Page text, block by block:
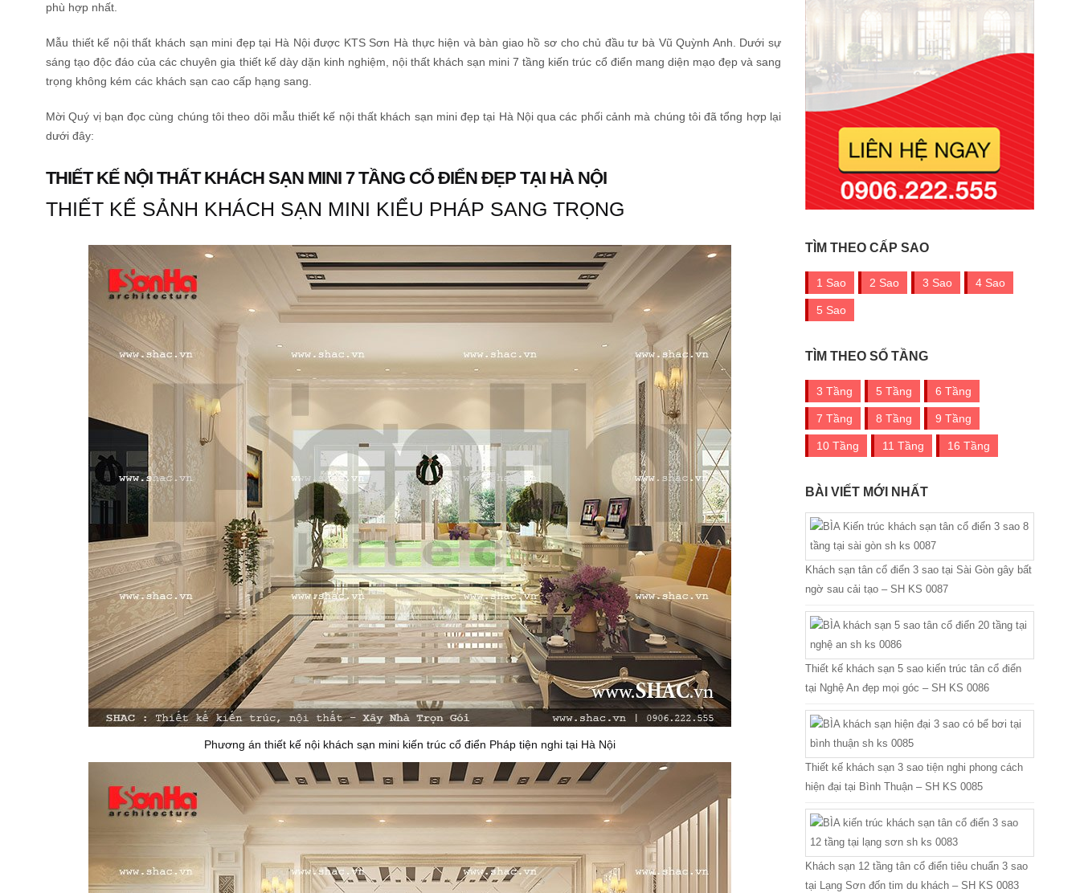
phù hợp nhất.
Mẫu thiết kế nội thất khách sạn mini đẹp tại Hà Nội được KTS Sơn Hà thực hiện và bàn giao hồ sơ cho chủ đầu tư bà Vũ Quỳnh Anh. Dưới sự
sáng tạo độc đáo của các chuyên gia thiết kế dày dặn kinh nghiệm, nội thất khách sạn mini 7 tầng kiến trúc cổ điển mang diện mạo đẹp và sang
trọng không kém các khách sạn cao cấp hạng sang.
Mời Quý vị bạn đọc cùng chúng tôi theo dõi mẫu thiết kế nội thất khách sạn mini đẹp tại Hà Nội qua các phối cảnh mà chúng tôi đã tổng hợp lại
dưới đây:
THIẾT KẾ NỘI THẤT KHÁCH SẠN MINI 7 TẦNG CỔ ĐIỂN ĐẸP TẠI HÀ NỘI
THIẾT KẾ SẢNH KHÁCH SẠN MINI KIỂU PHÁP SANG TRỌNG
Phương án thiết kế nội khách sạn mini kiến trúc cổ điển Pháp tiện nghi tại Hà Nội
TÌM THEO CẤP SAO
1 Sao 2 Sao 3 Sao 4 Sao
5 Sao
TÌM THEO SỐ TẦNG
3 Tầng 5 Tầng 6 Tầng
7 Tầng 8 Tầng 9 Tầng
10 Tầng 11 Tầng 16 Tầng
BÀI VIẾT MỚI NHẤT
Khách sạn tân cổ điển 3 sao tại Sài Gòn gây bất
ngờ sau cải tạo – SH KS 0087
Thiết kế khách sạn 5 sao kiến trúc tân cổ điển
tại Nghệ An đẹp mọi góc – SH KS 0086
Thiết kế khách sạn 3 sao tiện nghi phong cách
hiện đại tại Bình Thuận – SH KS 0085
Khách sạn 12 tầng tân cổ điển tiêu chuẩn 3 sao
tại Lạng Sơn đốn tim du khách – SH KS 0083